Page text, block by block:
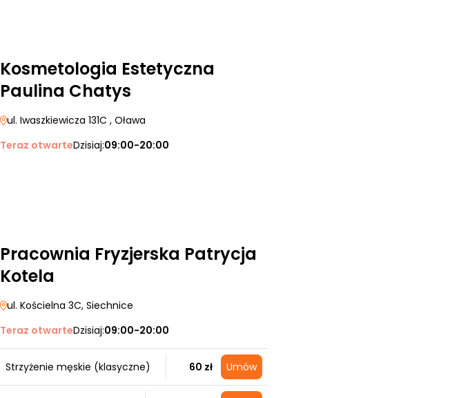
Kosmetologia Estetyczna
Paulina Chatys
ul. Iwaszkiewicza 131C , Oława
Teraz otwarteDzisiaj:09:00-20:00
Pracownia Fryzjerska Patrycja
Kotela
ul. Kościelna 3C, Siechnice
Teraz otwarteDzisiaj:09:00-20:00
Strzyżenie męskie (klasyczne) 60 zł Umów